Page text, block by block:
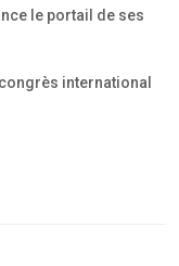
le portail de ses
international